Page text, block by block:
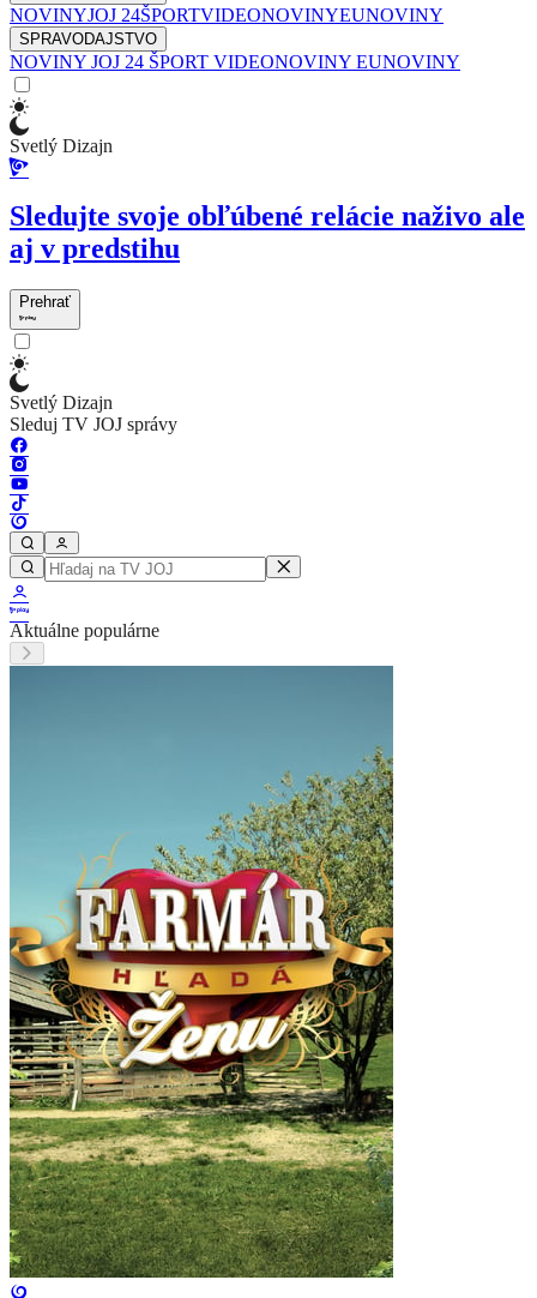
NOVINYJOJ 24ŠPORTVIDEONOVINYEUNOVINY
SPRAVODAJSTVO
NOVINY JOJ 24 ŠPORT VIDEONOVINY EUNOVINY
Svetlý Dizajn
Sledujte svoje obľúbené relácie naživo ale
aj v predstihu
Prehrať
Svetlý Dizajn
Sleduj TV JOJ správy
Aktuálne populárne